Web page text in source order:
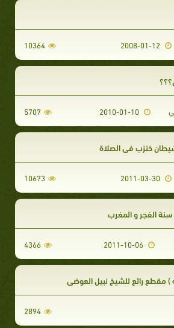
10364
5707
خنزب في الصلاة
10673
الفجر و المغرب
4366
) مقطع رائع للشيخ نبيل العوضي
2894